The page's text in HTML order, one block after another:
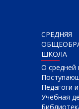
СРЕДНЯЯ
ШКОЛА
О cредней
Педагоги
Учебная